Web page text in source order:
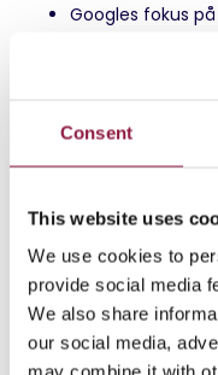
Consent
This website uses
We use cookies to
provide social media
We also share
our social media,
Googles fokus
Det er fortsatt
Android
Android-systemet er
85 prosent av
Android
Plattformen er
hensyn på
av